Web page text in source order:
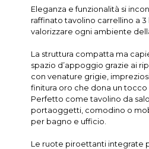
Eleganza e funzionalità si
raffinato tavolino carrellino a
valorizzare ogni ambiente
La struttura compatta ma
spazio d’appoggio grazie ai
con venature grigie,
finitura oro che dona un tocco
Perfetto come tavolino da
portaoggetti, comodino o
per bagno e ufficio.
Le ruote piroettanti integrate